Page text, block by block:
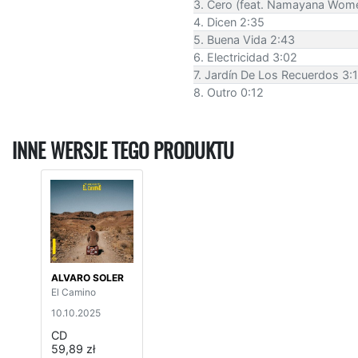
3. Cero (feat. Namayana
4. Dicen 2:35
5. Buena Vida 2:43
6. Electricidad 3:02
7. Jardín De Los Recuerdos
8. Outro 0:12
INNE WERSJE TEGO PRODUKTU
ALVARO SOLER
El Camino
10.10.2025
CD
59,89 zł